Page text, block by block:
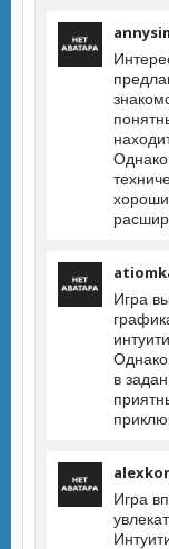
Игра
в
Игра